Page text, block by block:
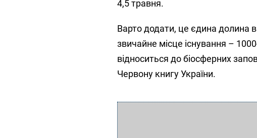
4,5 травня.
Варто додати, це єдина долина в
звичайне місце існування –
відноситься до біосферних
Червону книгу України.